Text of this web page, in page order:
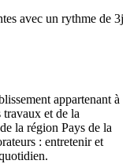
avec un rythme de 3j
appartenant à
travaux et de la
la région Pays de la
: entretenir et